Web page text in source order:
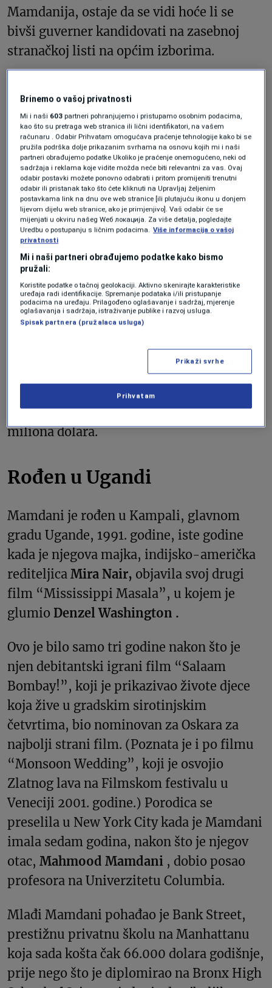
Mamdanija, ostaje da se vidi hoće li se
bivši guverner kandidovati na zasebnoj
stranačkoj listi na općim izborima.
više sličnosti nego što bi se moglo
pomisliti, s obzirom na njihove različite
političke pristupe. Cuomo je također imao
privilegovano odrastanje, kao sin advokata
koji je na kraju postao guverner New Yorka
i kao bivši suprug Kennedyja.
Oboje su iznajmili svoje stanove – iako
Cuomo plaća gotovo četiri puta više za svoj
dvosobni stan u Midtown Manhattanu, a
nijedno od njih ne posjeduje nekretnine u
gradu.
Razlika između njih je njihova neto
vrijednost: Forbes procjenjuje da Mamdani
vrijedi oko 200.000 dolara, dok se
Cuomovo bogatstvo procjenjuje na 10
miliona dolara.
Rođen u Ugandi
Mamdani je rođen u Kampali, glavnom
gradu Ugande, 1991. godine, iste godine
kada je njegova majka, indijsko-američka
rediteljica Mira Nair, objavila svoj drugi
film “Mississippi Masala”, u kojem je
glumio Denzel Washington .
Ovo je bilo samo tri godine nakon što je
njen debitantski igrani film “Salaam
Bombay!”, koji je prikazivao živote djece
koja žive u gradskim sirotinjskim
četvrtima, bio nominovan za Oskara za
najbolji strani film. (Poznata je i po filmu
“Monsoon Wedding”, koji je osvojio
Zlatnog lava na Filmskom festivalu u
Veneciji 2001. godine.) Porodica se
preselila u New York City kada je Mamdani
imala sedam godina, nakon što je njegov
otac, Mahmood Mamdani , dobio posao
profesora na Univerzitetu Columbia.
Mlađi Mamdani pohađao je Bank Street,
prestižnu privatnu školu na Manhattanu
koja sada košta čak 66.000 dolara godišnje,
prije nego što je diplomirao na Bronx High
Brinemo o vašoj privatnosti
Mi i naši 603 partneri pohranjujemo i pristupamo osobnim podacima,
kao što su pretraga web stranica ili lični identifikatori, na vašem
računaru . Odabir Prihvatam omogućava praćenje tehnologije kako bi se
pružila podrška dolje prikazanim svrhama na osnovu kojih mi i naši
partneri obrađujemo podatke Ukoliko je praćenje onemogućeno, neki od
sadržaja i reklama koje vidite možda neće biti relevantni za vas. Ovaj
odabir postavki možete ponovno odabrati i pritom promijeniti trenutni
odabir ili pristanak tako što ćete kliknuti na Upravljaj željenim
postavkama link na dnu ove web stranice [ili plutajuću ikonu u donjem
lijevom dijelu web stranice, ako je primjenjivo]. Vaš odabir će se
mijenjati u okviru našeg Wеб локација. Za više detalja, pogledajte
Uredbu o postupanju s ličnim podacima. Više informacija o vašoj
privatnosti
Mi i naši partneri obrađujemo podatke kako bismo
pružali:
Koristite podatke o tačnoj geolokaciji. Aktivno skenirajte karakteristike
uređaja radi identifikacije. Spremanje podataka i/ili pristupanje
podacima na uređaju. Prilagođeno oglašavanje i sadržaj, mjerenje
oglašavanja i sadržaja, istraživanje publike i razvoj usluga.
Spisak partnera (pružalaca usluga)
Prikaži svrhe
Prihvatam